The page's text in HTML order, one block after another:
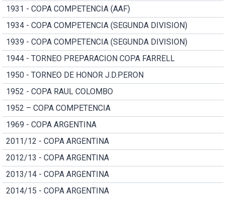
1931 - COPA COMPETENCIA (AAF)
1934 - COPA COMPETENCIA (SEGUNDA DIVISION)
1939 - COPA COMPETENCIA (SEGUNDA DIVISION)
1944 - TORNEO PREPARACION COPA FARRELL
1950 - TORNEO DE HONOR J.D.PERON
1952 - COPA RAUL COLOMBO
1952 – COPA COMPETENCIA
1969 - COPA ARGENTINA
2011/12 - COPA ARGENTINA
2012/13 - COPA ARGENTINA
2013/14 - COPA ARGENTINA
2014/15 - COPA ARGENTINA